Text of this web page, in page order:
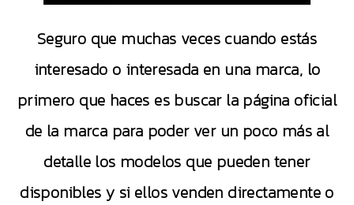
Seguro que muchas veces cuando estás
interesado o interesada en una marca, lo
primero que haces es buscar la página oficial
de la marca para poder ver un poco más al
detalle los modelos que pueden tener
disponibles y si ellos venden directamente o